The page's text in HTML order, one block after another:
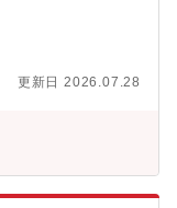
改革（NRI海外拠点
い・キャリアパ
存の知見を活かし
ます。・若い年次
いる各業界の専門家
たコーポレートフ
、株主からの期待
割】・コーポレー
あり、顧客やチー
また、各業界に詳
協力できるこ
イムを洞察し、そ
更新日 2026.07.28